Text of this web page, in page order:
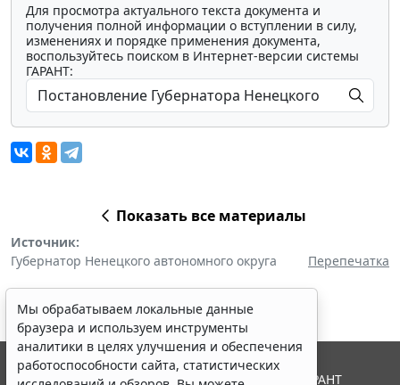
Для просмотра актуального текста документа и
получения полной информации о вступлении в силу,
изменениях и порядке применения документа,
воспользуйтесь поиском в Интернет-версии системы
ГАРАНТ:
Показать все материалы
Источник:
Губернатор Ненецкого автономного округа
Перепечатка
Мы обрабатываем локальные данные
браузера и используем инструменты
аналитики в целях улучшения и обеспечения
работоспособности сайта, статистических
© ООО "НПП "ГАРАНТ-СЕРВИС", 2026. Система ГАРАНТ